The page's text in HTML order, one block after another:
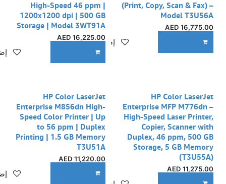
(Print, Copy, Scan & Fax) –
Model T3U56A
16,775.00
إضافة إلى قائمة الأمنيات
High-Speed 46 ppm |
1200x1200 dpi | 500 GB
Storage | Model 3WT91A
16,225.00
AED
HP Color LaserJet
Enterprise MFP M776dn –
High-Speed Laser Printer,
Copier, Scanner with
Duplex, 46 ppm, 500 GB
Storage, 5 GB Memory
(T3U55A)
11,275.00
HP Color LaserJet
Enterprise M856dn High-
Speed Color Printer | Up
to 56 ppm | Duplex
Printing | 1.5 GB Memory
T3U51A
11,220.00
AED